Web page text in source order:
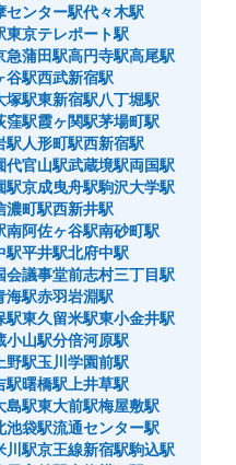
センター駅代々木駅
東京テレポート駅
急蒲田駅高円寺駅高尾駅
谷駅西武新宿駅
塚駅東新宿駅八丁堀駅
窪駅霞ヶ関駅茅場町駅
駅 人形町駅西新宿駅
代官山駅武蔵境駅両国駅
駅京成曳舟駅駒沢大学駅
濃町駅西新井駅
南阿佐ヶ谷駅南砂町駅
駅平井駅北府中駅
会議事堂前志村三丁目駅
海駅赤羽岩淵駅
駅東久留米駅東小金井駅
小山駅分倍河原駅
野駅玉川学園前駅
駅曙橋駅 上井草駅
島駅東大前駅梅屋敷駅
池袋駅流通センター駅
川駅京王線新宿駅駒込駅